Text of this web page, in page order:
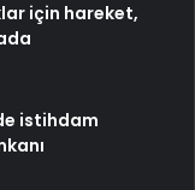
için hareket,
istihdam